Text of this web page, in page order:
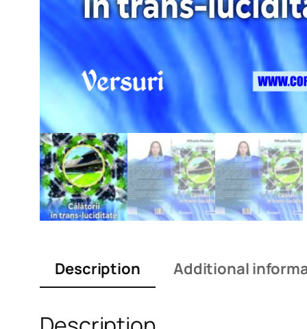
Description Additional